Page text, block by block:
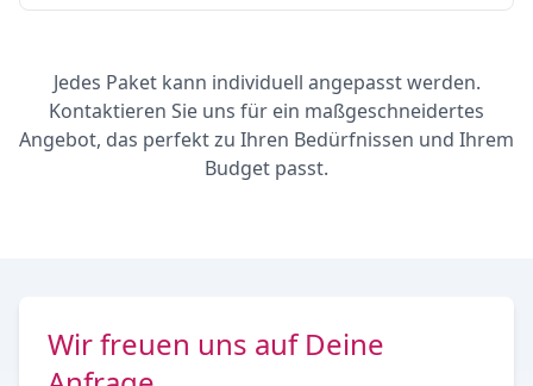
Jedes Paket kann individuell angepasst werden.
Kontaktieren Sie uns für ein maßgeschneidertes
Angebot, das perfekt zu Ihren Bedürfnissen und Ihrem
Budget passt.
Wir freuen uns auf Deine